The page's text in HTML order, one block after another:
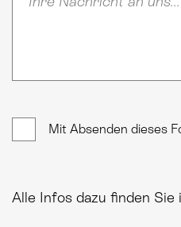
Mit Absenden dieses
Alle Infos dazu finden Sie